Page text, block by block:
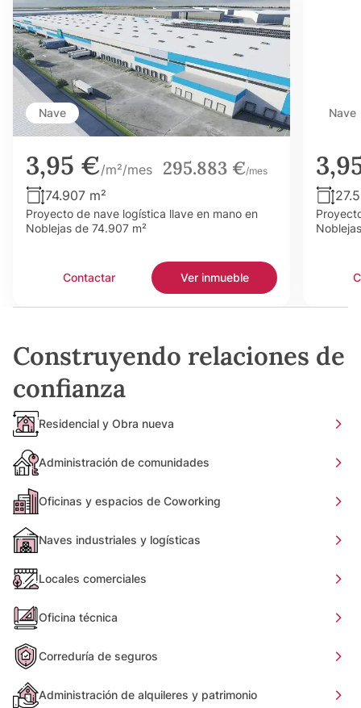
Nave
3,95 €/m²/mes 295.883 €/mes
74.907 m²
Proyecto de nave logística llave en mano en
Noblejas de 74.907 m²
Contactar Ver inmueble
Nave
Construyendo relaciones de
confianza
Residencial y Obra nueva
Administración de comunidades
Oficinas y espacios de Coworking
Naves industriales y logísticas
Locales comerciales
Oficina técnica
Correduría de seguros
Administración de alquileres y patrimonio